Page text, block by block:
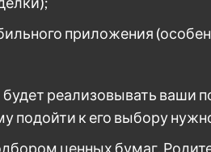
приложения
реализовывать ваши
подойти к его выбору
ценных бумаг.